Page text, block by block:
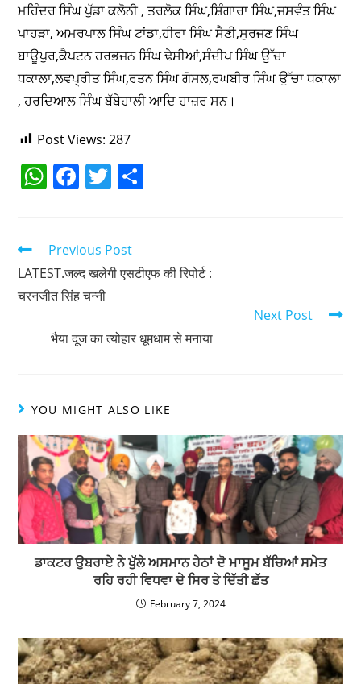
ਮਹਿੰਦਰ ਸਿੰਘ ਪੁੱਡਾ ਕਲੋਨੀ , ਤਰਲੋਕ ਸਿੰਘ,ਸ਼ਿੰਗਾਰਾ ਸਿੰਘ,ਜਸਵੰਤ ਸਿੰਘ
ਪਾਹੜਾ, ਅਮਰਪਾਲ ਸਿੰਘ ਟਾਂਡਾ,ਹੀਰਾ ਸਿੰਘ ਸੈਣੀ,ਸੁਰਜਣ ਸਿੰਘ
ਬਾਊਪੁਰ,ਕੈਪਟਨ ਹਰਭਜਨ ਸਿੰਘ ਢੇਸੀਆਂ,ਸੰਦੀਪ ਸਿੰਘ ਉੱਚਾ
ਧਕਾਲਾ,ਲਵਪ੍ਰੀਤ ਸਿੰਘ,ਰਤਨ ਸਿੰਘ ਗੋਸਲ,ਰਘਬੀਰ ਸਿੰਘ ਉੱਚਾ ਧਕਾਲਾ
, ਹਰਦਿਆਲ ਸਿੰਘ ਬੱਬੇਹਾਲੀ ਆਦਿ ਹਾਜ਼ਰ ਸਨ।
Post Views: 287
W
s
A
p
p
F
e
b
o
o
k
T
er
Previous Post
LATEST.जल्द खलेगी एसटीएफ की रिपोर्ट :
चरनजीत सिंह चन्नी
Next Post
भैया दूज का त्योहार धूमधाम से मनाया
YOU MIGHT ALSO LIKE
ਡਾਕਟਰ ਉਬਰਾਏ ਨੇ ਖੁੱਲੇ ਅਸਮਾਨ ਹੇਠਾਂ ਦੋ ਮਾਸੂਮ ਬੱਚਿਆਂ ਸਮੇਤ
ਰਹਿ ਰਹੀ ਵਿਧਵਾ ਦੇ ਸਿਰ ਤੇ ਦਿੱਤੀ ਛੱਤ
February 7, 2024